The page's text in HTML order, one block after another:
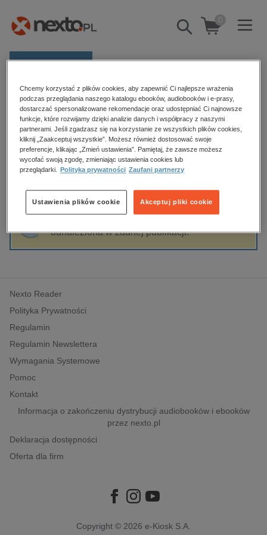
Pokaż/schowaj
wyszukiwarkę
0
E-prasa
Kategorie
Zobacz wszystkie E-prasa
budownictwo, aranżacja wnętrz
biznesowe, branżowe, gospodarka
edukacja
hobby, sport, rozrywka
komputery, internet, technologie, informatyka
polityka, społeczno-informacyjne
psychologiczne
inne
popularno-naukowe
historia
Strona główna Michał Lubina
Michał Lubina
Sortowanie Filtrowanie
odnaleziona w żadnej publikacji.
Nexto Reader
Polityka Prywatności
Regulamin
Regulamin Newslettera
Wymagania Systemowe
Pomoc
Kontakt
Informacja o zakończeniu dystrybucji audiobooków i ebooków
przez nexto.pl
Deklaracja dostępności
Oferta dla firm
Copyright © 2026 e-Kiosk S.A.
Chcemy korzystać z plików cookies, aby zapewnić Ci najlepsze wrażenia
podczas przeglądania naszego katalogu ebooków, audiobooków i e-prasy,
dostarczać spersonalizowane rekomendacje oraz udostępniać Ci najnowsze
funkcje, które rozwijamy dzięki analizie danych i współpracy z naszymi
partnerami. Jeśli zgadzasz się na korzystanie ze wszystkich plików cookies,
kliknij „Zaakceptuj wszystkie”. Możesz również dostosować swoje
preferencje, klikając „Zmień ustawienia”. Pamiętaj, że zawsze możesz
wycofać swoją zgodę, zmieniając ustawienia cookies lub
przeglądarki.
Polityka prywatności Zaufani partnerzy
Akceptuj pliki cookie
Ustawienia plików cookie